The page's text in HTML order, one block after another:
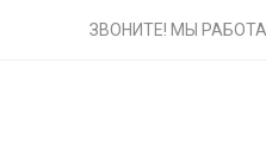
ЗВОНИТЕ! МЫ